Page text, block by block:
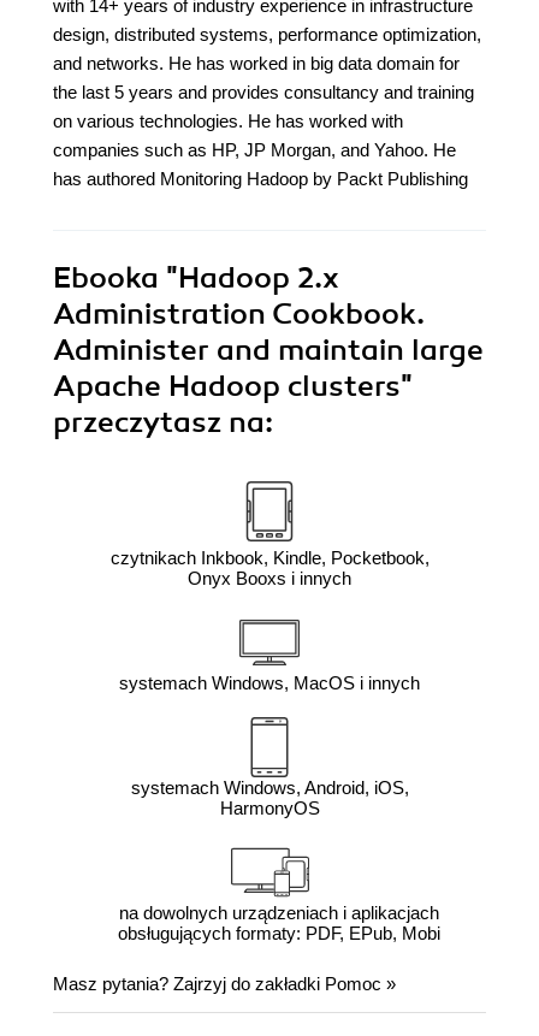
with 14+ years of industry experience in infrastructure
design, distributed systems, performance optimization,
and networks. He has worked in big data domain for
the last 5 years and provides consultancy and training
on various technologies. He has worked with
companies such as HP, JP Morgan, and Yahoo. He
has authored Monitoring Hadoop by Packt Publishing
Ebooka "Hadoop 2.x
Administration Cookbook.
Administer and maintain large
Apache Hadoop clusters"
przeczytasz na:
czytnikach Inkbook, Kindle, Pocketbook,
Onyx Booxs i innych
systemach Windows, MacOS i innych
systemach Windows, Android, iOS,
HarmonyOS
na dowolnych urządzeniach i aplikacjach
obsługujących formaty: PDF, EPub, Mobi
Masz pytania? Zajrzyj do zakładki Pomoc »